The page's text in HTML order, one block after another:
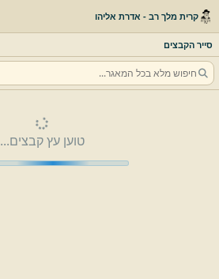
קרית מלך רב - אדרת אליהו
סייר הקבצים
טוען עץ קבצים...